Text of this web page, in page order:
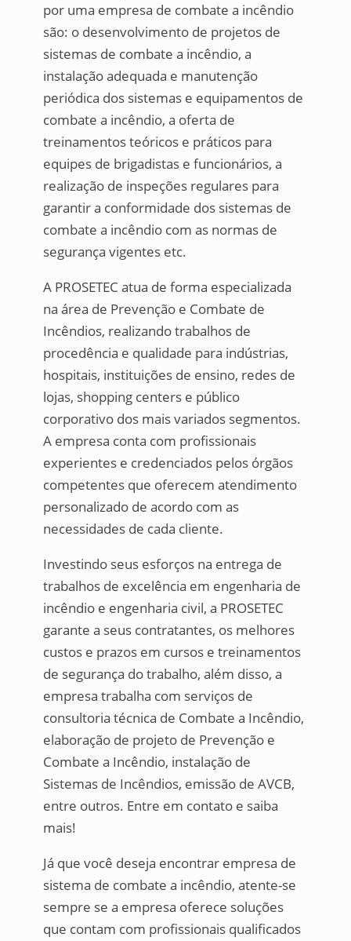
por uma empresa de combate a incêndio
são: o desenvolvimento de projetos de
sistemas de combate a incêndio, a
instalação adequada e manutenção
periódica dos sistemas e equipamentos de
combate a incêndio, a oferta de
treinamentos teóricos e práticos para
equipes de brigadistas e funcionários, a
realização de inspeções regulares para
garantir a conformidade dos sistemas de
combate a incêndio com as normas de
segurança vigentes etc.
A PROSETEC atua de forma especializada
na área de Prevenção e Combate de
Incêndios, realizando trabalhos de
procedência e qualidade para indústrias,
hospitais, instituições de ensino, redes de
lojas, shopping centers e público
corporativo dos mais variados segmentos.
A empresa conta com profissionais
experientes e credenciados pelos órgãos
competentes que oferecem atendimento
personalizado de acordo com as
necessidades de cada cliente.
Investindo seus esforços na entrega de
trabalhos de excelência em engenharia de
incêndio e engenharia civil, a PROSETEC
garante a seus contratantes, os melhores
custos e prazos em cursos e treinamentos
de segurança do trabalho, além disso, a
empresa trabalha com serviços de
consultoria técnica de Combate a Incêndio,
elaboração de projeto de Prevenção e
Combate a Incêndio, instalação de
Sistemas de Incêndios, emissão de AVCB,
entre outros. Entre em contato e saiba
mais!
Já que você deseja encontrar empresa de
sistema de combate a incêndio, atente-se
sempre se a empresa oferece soluções
que contam com profissionais qualificados